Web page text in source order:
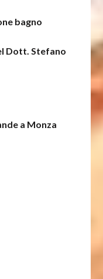
bagno
Dott. Stefano
a Monza